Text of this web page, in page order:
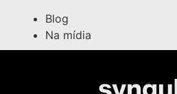
Blog
Na mídia